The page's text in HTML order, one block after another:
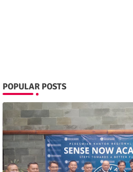
POPULAR POSTS